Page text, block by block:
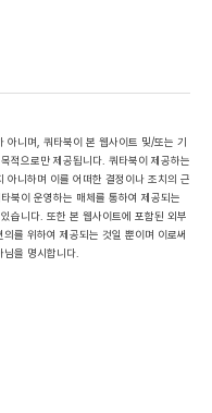
니며, 쿼타북이 본 웹사이트 및/또는 기
적으로만 제공됩니다. 쿼타북이 제공하는
아니하며 이를 어떠한 결정이나 조치의 근
북이 운영하는 매체를 통하여 제공되는
습니다. 또한 본 웹사이트에 포함된 외부
를 위하여 제공되는 것일 뿐이며 이로써
을 명시합니다.